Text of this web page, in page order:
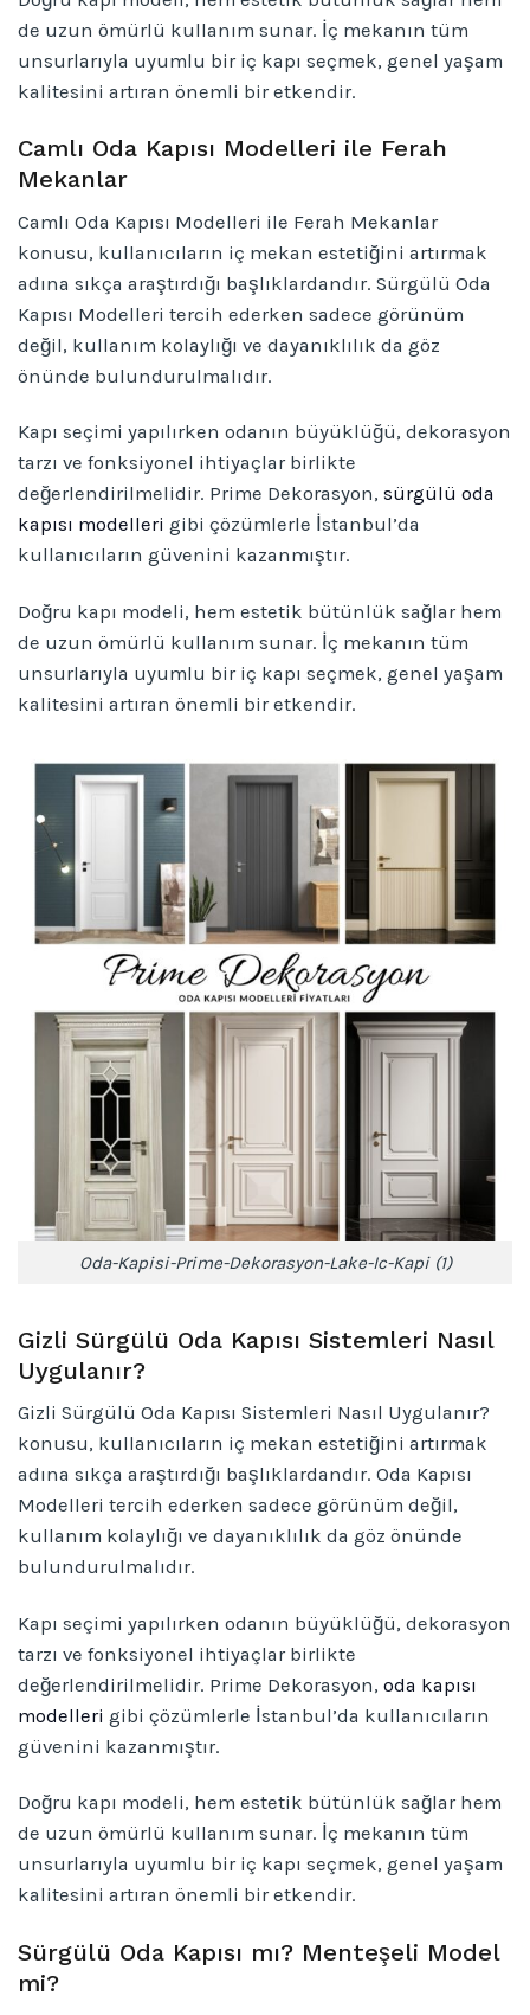
de uzun ömürlü kullanım sunar. İç mekanın tüm
unsurlarıyla uyumlu bir iç kapı seçmek, genel yaşam
kalitesini artıran önemli bir etkendir.
Camlı Oda Kapısı Modelleri ile Ferah
Mekanlar
Camlı Oda Kapısı Modelleri ile Ferah Mekanlar
konusu, kullanıcıların iç mekan estetiğini artırmak
adına sıkça araştırdığı başlıklardandır. Sürgülü Oda
Kapısı Modelleri tercih ederken sadece görünüm
değil, kullanım kolaylığı ve dayanıklılık da göz
önünde bulundurulmalıdır.
Kapı seçimi yapılırken odanın büyüklüğü, dekorasyon
tarzı ve fonksiyonel ihtiyaçlar birlikte
değerlendirilmelidir. Prime Dekorasyon, sürgülü oda
kapısı modelleri gibi çözümlerle İstanbul’da
kullanıcıların güvenini kazanmıştır.
Doğru kapı modeli, hem estetik bütünlük sağlar hem
de uzun ömürlü kullanım sunar. İç mekanın tüm
unsurlarıyla uyumlu bir iç kapı seçmek, genel yaşam
kalitesini artıran önemli bir etkendir.
Oda-Kapisi-Prime-Dekorasyon-Lake-Ic-Kapi (1)
Gizli Sürgülü Oda Kapısı Sistemleri Nasıl
Uygulanır?
Gizli Sürgülü Oda Kapısı Sistemleri Nasıl Uygulanır?
konusu, kullanıcıların iç mekan estetiğini artırmak
adına sıkça araştırdığı başlıklardandır. Oda Kapısı
Modelleri tercih ederken sadece görünüm değil,
kullanım kolaylığı ve dayanıklılık da göz önünde
bulundurulmalıdır.
Kapı seçimi yapılırken odanın büyüklüğü, dekorasyon
tarzı ve fonksiyonel ihtiyaçlar birlikte
değerlendirilmelidir. Prime Dekorasyon, oda kapısı
modelleri gibi çözümlerle İstanbul’da kullanıcıların
güvenini kazanmıştır.
Doğru kapı modeli, hem estetik bütünlük sağlar hem
de uzun ömürlü kullanım sunar. İç mekanın tüm
unsurlarıyla uyumlu bir iç kapı seçmek, genel yaşam
kalitesini artıran önemli bir etkendir.
Sürgülü Oda Kapısı mı? Menteşeli Model
mi?